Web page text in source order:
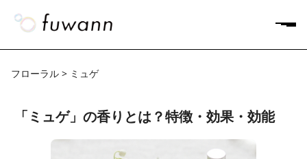
フローラル > ミュゲ
「ミュゲ」の香りとは？特徴・効果・効能